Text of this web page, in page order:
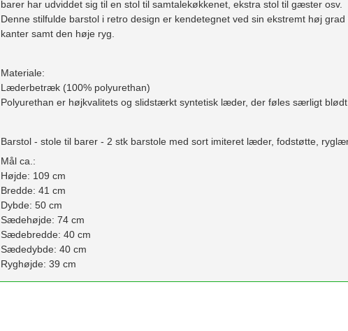
barer har udviddet sig til en stol til samtalekøkkenet, ekstra stol til gæster osv.
Denne stilfulde barstol i retro design er kendetegnet ved sin ekstremt høj
kanter samt den høje ryg.
Materiale:
Læderbetræk (100% polyurethan)
Polyurethan er højkvalitets og slidstærkt syntetisk læder, der føles særligt blødt
Barstol - stole til barer - 2 stk barstole med sort imiteret læder, fodstøtte,
Mål ca.:
Højde: 109 cm
Bredde: 41 cm
Dybde: 50 cm
Sædehøjde: 74 cm
Sædebredde: 40 cm
Sædedybde: 40 cm
Ryghøjde: 39 cm